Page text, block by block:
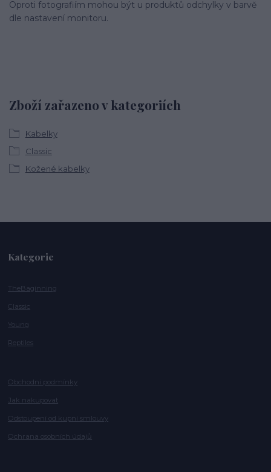
Oproti fotografiím mohou být u produktů odchylky v barvě
dle nastavení monitoru.
Zboží zařazeno v kategoriích
Kabelky
Classic
Kožené kabelky
Kategorie
TheBaginning
Classic
Young
Reptiles
Obchodní podmínky
Jak nakupovat
Odstoupení od kupní smlouvy
Ochrana osobních údajů